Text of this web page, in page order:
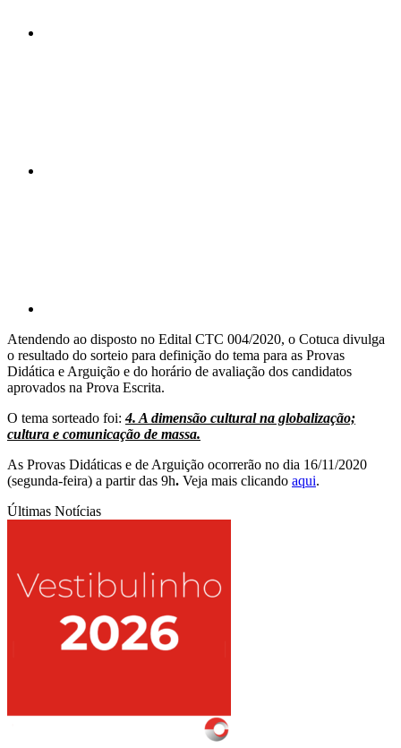
Atendendo ao disposto no Edital CTC 004/2020, o Cotuca divulga
o resultado do sorteio para definição do tema para as Provas
Didática e Arguição e do horário de avaliação dos candidatos
aprovados na Prova Escrita.
O tema sorteado foi:4. A dimensão cultural na globalização;
cultura e comunicação de massa.
As Provas Didáticas e de Arguição ocorrerão no dia 16/11/2020
(segunda-feira) a partir das 9h. Veja mais clicando aqui.
Últimas Notícias